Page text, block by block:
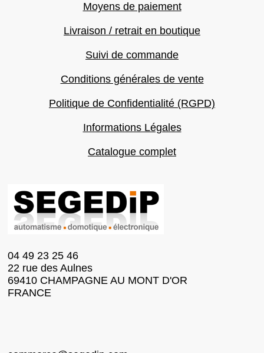
Moyens de paiement
Livraison / retrait en boutique
Suivi de commande
Conditions générales de vente
Politique de Confidentialité (RGPD)
Informations Légales
Catalogue complet
04 49 23 25 46
22 rue des Aulnes
69410 CHAMPAGNE AU MONT D'OR
FRANCE